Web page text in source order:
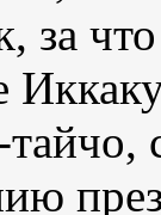
за
тайчо,